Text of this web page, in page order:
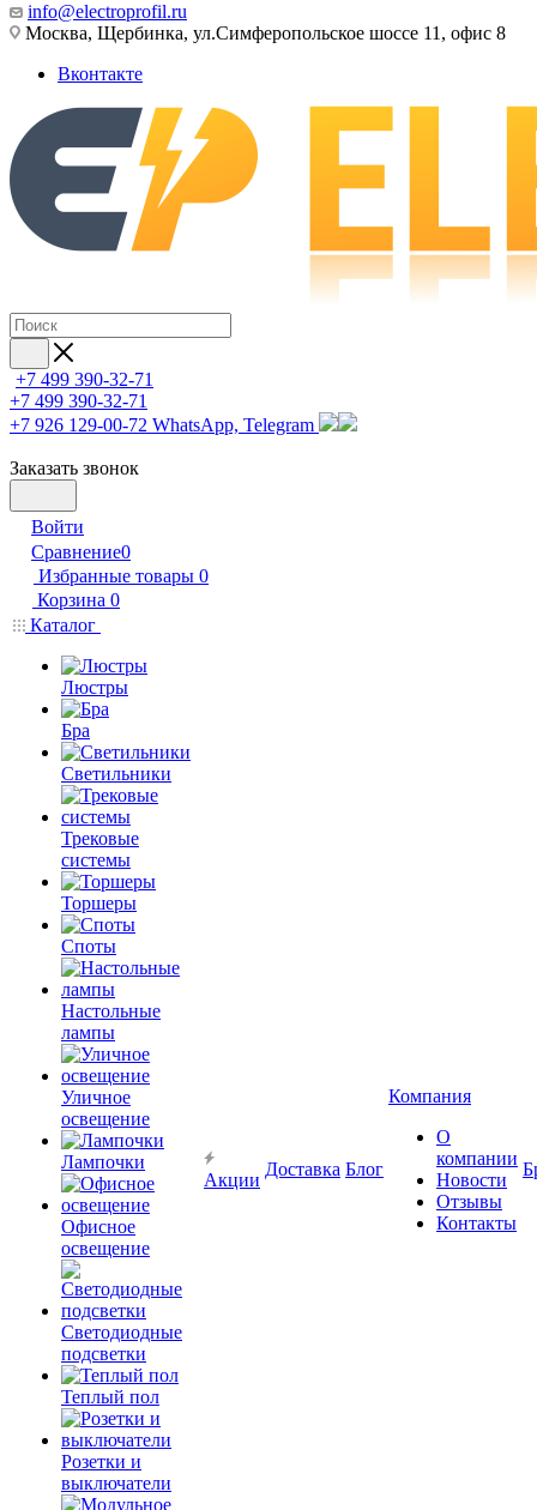
info@electroprofil.ru
Москва, Щербинка, ул.Симферопольское шоссе 11, офис 8
Вконтакте
+7 499 390-32-71
+7 499 390-32-71
+7 926 129-00-72 WhatsApp, Telegram
Заказать звонок
Войти
Сравнение0
Избранные товары 0
Корзина 0
Каталог
Люстры
Бра
Светильники
Трековые
системы
Торшеры
Споты
Настольные
лампы
Уличное
освещение
Лампочки
Офисное
освещение
Светодиодные
подсветки
Теплый пол
Розетки и
выключатели
Акции
Доставка Блог
Компания
О
компании
Новости
Отзывы
Контакты